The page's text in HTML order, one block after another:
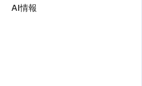
AI情報